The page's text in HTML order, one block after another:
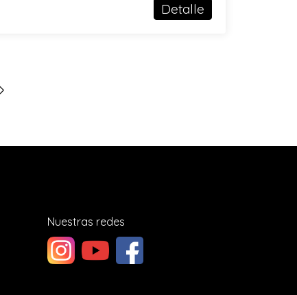
Detalle
Nuestras redes